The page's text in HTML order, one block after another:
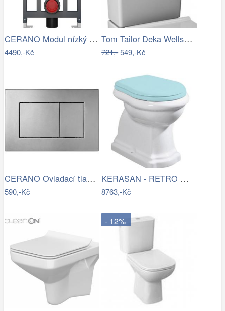
CERANO Modul nízký pro WC závěsné Prime…
4490,-Kč
Tom Tailor Deka Wellsoft Warm Coral,…
721,-549,-Kč
CERANO Ovladací tlačítko WC modulů Lite…
590,-Kč
KERASAN - RETRO WC mísa stojící, 38…
8763,-Kč
- 12%